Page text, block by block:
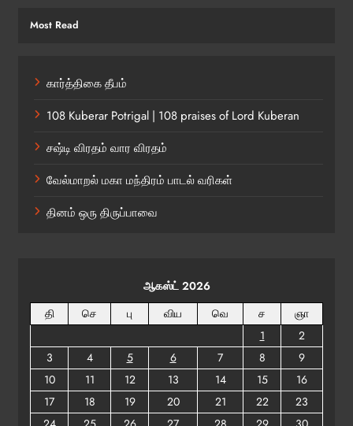
Most Read
கார்த்திகை தீபம்
108 Kuberar Potrigal | 108 praises of Lord Kuberan
சஷ்டி விரதம் வார விரதம்
வேல்மாறல் மகா மந்திரம் பாடல் வரிகள்
தினம் ஒரு திருப்பாவை
ஆகஸ்ட் 2026
தி
செ பு விய வெ ச
ஞா
1
2
3
4 5 6 7 8
9
10
11 12 13 14 15
16
17
18 19 20 21 22
23